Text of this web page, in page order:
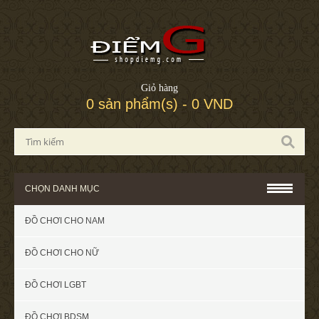
Giỏ hàng
0 sản phẩm(s) - 0 VND
CHỌN DANH MỤC
ĐỒ CHƠI CHO NAM
ĐỒ CHƠI CHO NỮ
ĐỒ CHƠI LGBT
ĐỒ CHƠI BDSM